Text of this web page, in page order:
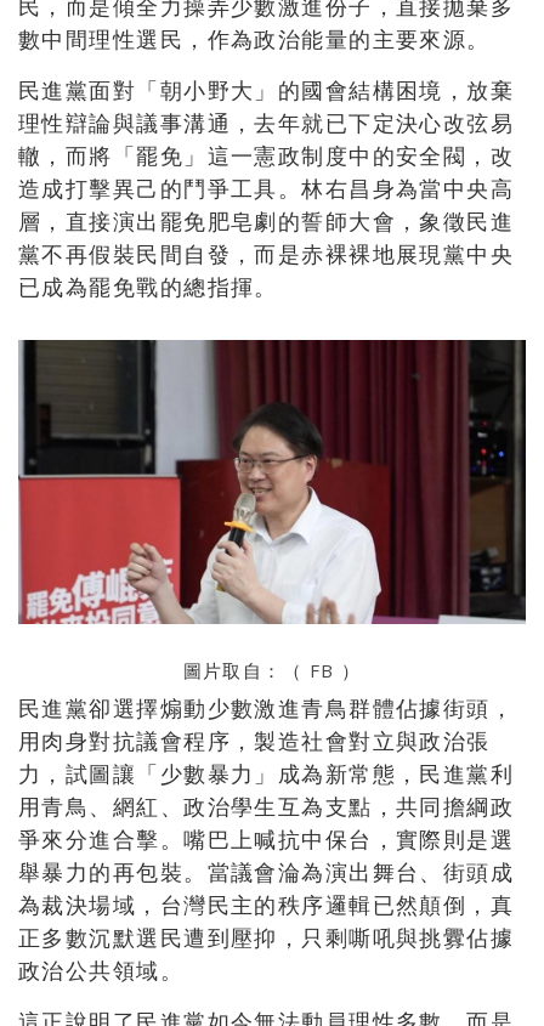
民，而是傾全力操弄少數激進份子，直接拋棄多
數中間理性選民，作為政治能量的主要來源。
民進黨面對「朝小野大」的國會結構困境，放棄
理性辯論與議事溝通，去年就已下定決心改弦易
轍，而將「罷免」這一憲政制度中的安全閥，改
造成打擊異己的鬥爭工具。林右昌身為當中央高
層，直接演出罷免肥皂劇的誓師大會，象徵民進
黨不再假裝民間自發，而是赤裸裸地展現黨中央
已成為罷免戰的總指揮。
圖片取自：（ FB ）
民進黨卻選擇煽動少數激進青鳥群體佔據街頭，
用肉身對抗議會程序，製造社會對立與政治張
力，試圖讓「少數暴力」成為新常態，民進黨利
用青鳥、網紅、政治學生互為支點，共同擔綱政
爭來分進合擊。嘴巴上喊抗中保台，實際則是選
舉暴力的再包裝。當議會淪為演出舞台、街頭成
為裁決場域，台灣民主的秩序邏輯已然顛倒，真
正多數沉默選民遭到壓抑，只剩嘶吼與挑釁佔據
政治公共領域。